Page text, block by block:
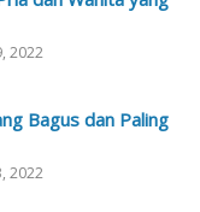
2022
Bagus dan Paling
2022